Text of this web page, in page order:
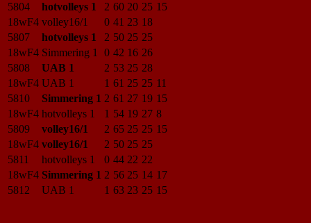
5804
hotvolleys 1 2 60 20 25 15
18wF4 volley16/1 0 41 23 18
5807
hotvolleys 1 2 50 25 25
18wF4 Simmering 1 0 42 16 26
5808
UAB 1 2 53 25 28
18wF4 UAB 1 1 61 25 25 11
5810
Simmering 1 2 61 27 19 15
18wF4 hotvolleys 1 1 54 19 27 8
5809
volley16/1 2 65 25 25 15
18wF4 volley16/1 2 50 25 25
5811
hotvolleys 1 0 44 22 22
18wF4 Simmering 1 2 56 25 14 17
5812
UAB 1 1 63 23 25 15